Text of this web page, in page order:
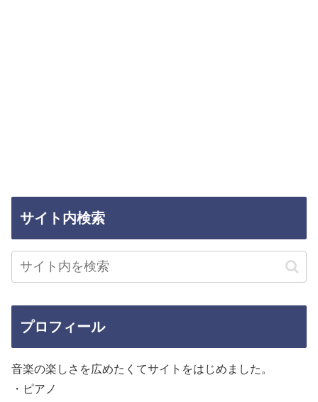
サイト内検索
プロフィール
音楽の楽しさを広めたくてサイトをはじめました。
・ピアノ